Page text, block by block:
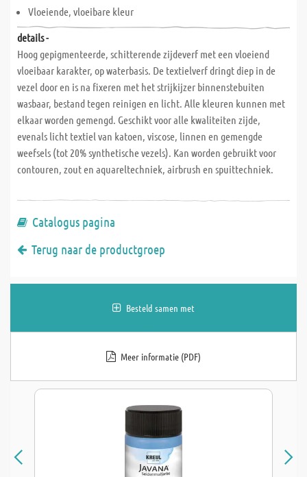
Vloeiende, vloeibare kleur
details -
Hoog gepigmenteerde, schitterende zijdeverf met een vloeiend
vloeibaar karakter, op waterbasis. De textielverf dringt diep in de
vezel door en is na fixeren met het strijkijzer binnenstebuiten
wasbaar, bestand tegen reinigen en licht. Alle kleuren kunnen met
elkaar worden gemengd. Geschikt voor alle kwaliteiten zijde,
evenals licht textiel van katoen, viscose, linnen en gemengde
weefsels (tot 20% synthetische vezels). Kan worden gebruikt voor
contouren, zout en aquareltechniek, airbrush en spuittechniek.
Catalogus pagina
Terug naar de productgroep
Besteld samen met
Meer informatie (PDF)